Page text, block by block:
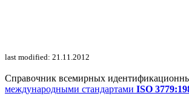
last modified: 21.11.2012
Справочник всемирных
международными стандартами ISO